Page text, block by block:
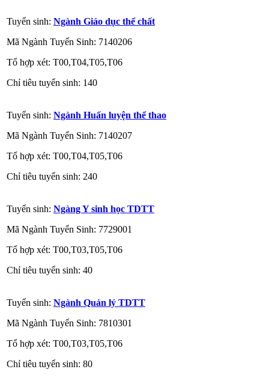
Tuyển sinh: Ngành Giáo dục thể chất
Mã Ngành Tuyển Sinh: 7140206
Tổ hợp xét: T00,T04,T05,T06
Chỉ tiêu tuyển sinh: 140
Tuyển sinh: Ngành Huấn luyện thể thao
Mã Ngành Tuyển Sinh: 7140207
Tổ hợp xét: T00,T04,T05,T06
Chỉ tiêu tuyển sinh: 240
Tuyển sinh: Ngàng Y sinh học TDTT
Mã Ngành Tuyển Sinh: 7729001
Tổ hợp xét: T00,T03,T05,T06
Chỉ tiêu tuyển sinh: 40
Tuyển sinh: Ngành Quản lý TDTT
Mã Ngành Tuyển Sinh: 7810301
Tổ hợp xét: T00,T03,T05,T06
Chỉ tiêu tuyển sinh: 80